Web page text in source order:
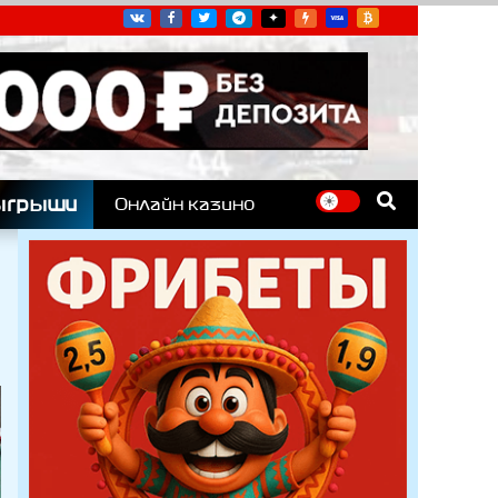
гоночных серий
Онлайн казино